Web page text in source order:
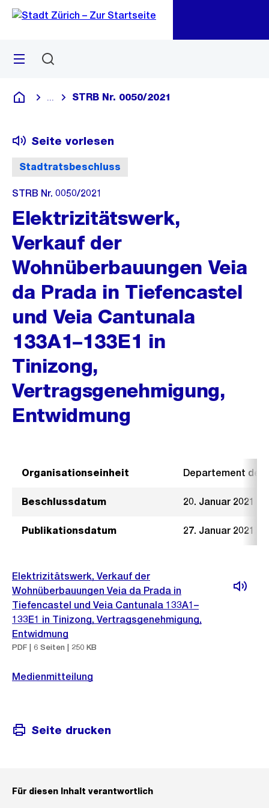
Navigation
Sprunglink
Menü
Deutsch
Blende alle Breadcrumbs ein
STRB Nr. 0050/2021
Stadtratsbeschluss
Seite vorlesen
STRB Nr. 0050/2021
Elektrizitätswerk,
Verkauf der
Wohnüberbauungen Veia
da Prada in Tiefencastel
und Veia Cantunala
133A1–133E1 in
Tinizong,
Vertragsgenehmigung,
Entwidmung
Organisationseinheit Departement der
Beschlussdatum 20. Januar 2021
Publikationsdatum 27. Januar 2021
Elektrizitätswerk, Verkauf der
Wohnüberbauungen Veia da Prada in
Tiefencastel und Veia Cantunala 133A1–
133E1 in Tinizong, Vertragsgenehmigung,
Entwidmung
PDF | 6 Seiten | 250 KB
Medienmitteilung
Seite drucken
Für diesen Inhalt verantwortlich